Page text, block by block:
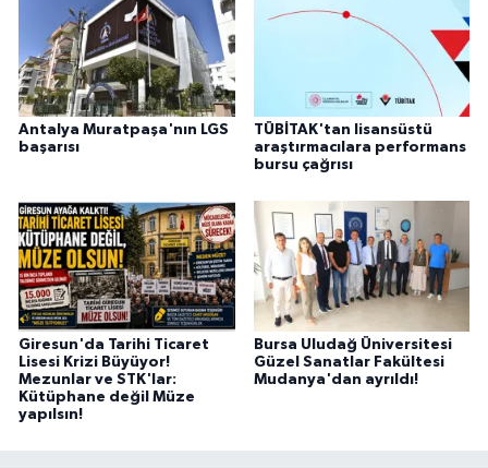
Antalya Muratpaşa'nın LGS
başarısı
TÜBİTAK'tan lisansüstü
araştırmacılara performans
bursu çağrısı
Giresun'da Tarihi Ticaret
Lisesi Krizi Büyüyor!
Mezunlar ve STK'lar:
Kütüphane değil Müze
yapılsın!
Bursa Uludağ Üniversitesi
Güzel Sanatlar Fakültesi
Mudanya'dan ayrıldı!